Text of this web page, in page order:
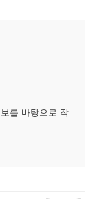
를 바탕으로 작